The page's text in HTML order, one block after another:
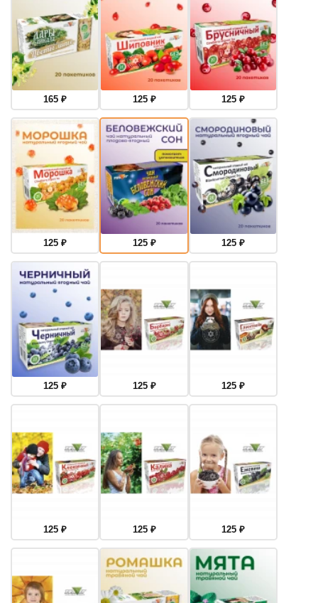
165₽ 125 ₽ 125 ₽
125₽ 125 ₽ 125 ₽
125₽ 125 ₽ 125 ₽
125₽ 125 ₽ 125 ₽